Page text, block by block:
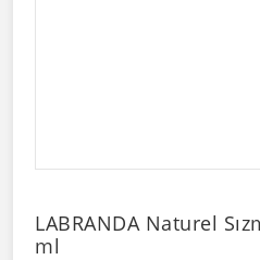
LABRANDA Naturel
ml